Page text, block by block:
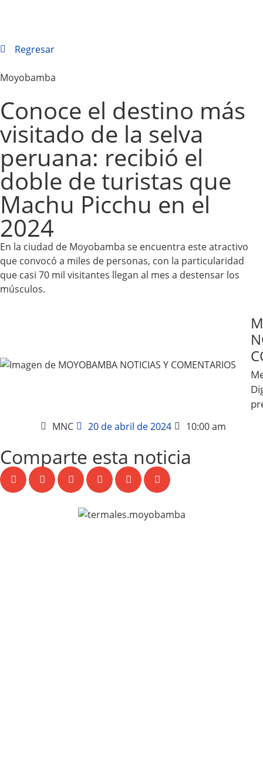
Regresar
Moyobamba
Conoce el destino más
visitado de la selva
peruana: recibió el
doble de turistas que
Machu Picchu en el
2024
En la ciudad de Moyobamba se encuentra este atractivo
que convocó a miles de personas, con la particularidad
que casi 70 mil visitantes llegan al mes a destensar los
músculos.
MNC 20 de abril de 2024 10:00 am
Comparte esta noticia